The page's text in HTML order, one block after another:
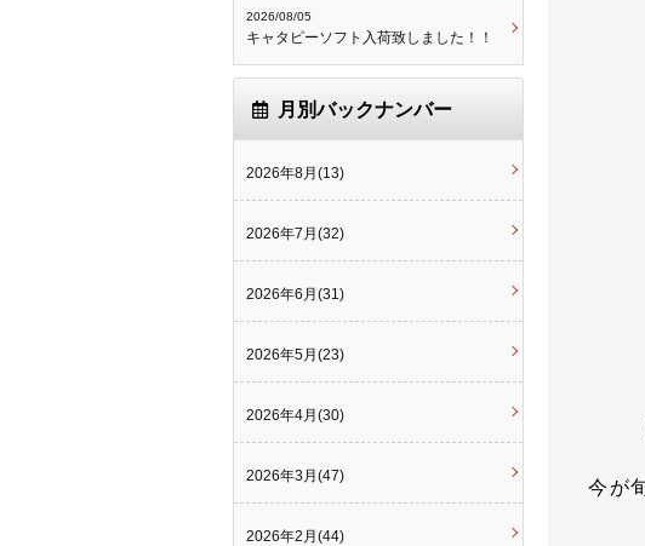
今が
2026/08/05
キャタピーソフト入荷致しました！！
月別バックナンバー
2026年8月(13)
2026年7月(32)
2026年6月(31)
2026年5月(23)
2026年4月(30)
2026年3月(47)
2026年2月(44)